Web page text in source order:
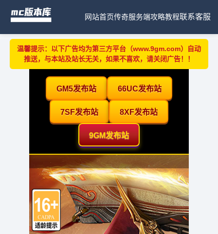
网站首页传奇服务端攻略教程联系客服
温馨提示：以下广告均为第三方平台（www.9gm.com）自动
推送，与本站及站长无关，如果不喜欢，请关闭广告！！